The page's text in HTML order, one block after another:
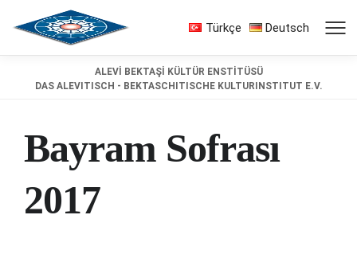
Türkçe Deutsch
ALEVİ BEKTAŞİ KÜLTÜR ENSTİTÜSÜ
DAS ALEVITISCH - BEKTASCHITISCHE KULTURINSTITUT E.V.
Bayram Sofrası
2017